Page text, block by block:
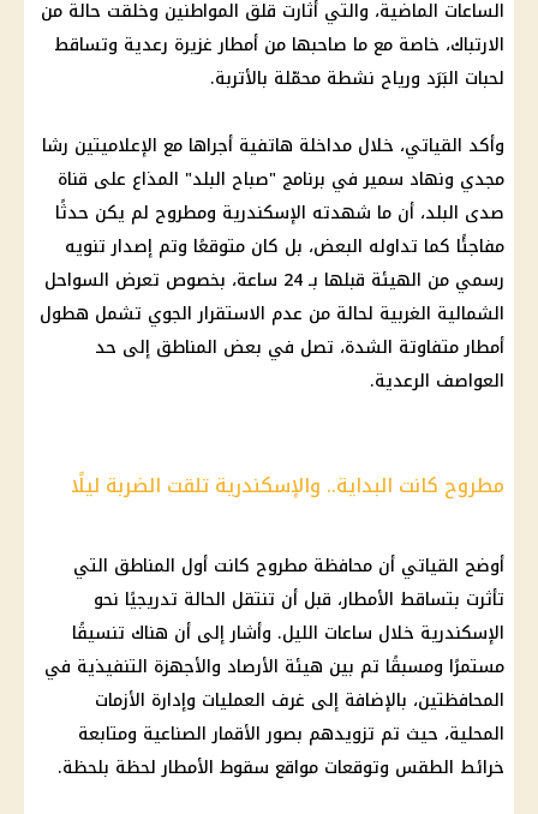
الساعات الماضية، والتي أثارت قلق المواطنين وخلقت حالة من
الارتباك، خاصة مع ما صاحبها من أمطار غزيرة رعدية وتساقط
لحبات البَرَد ورياح نشطة محمّلة بالأتربة.
وأكد القياتي، خلال مداخلة هاتفية أجراها مع الإعلاميتين رشا
مجدي ونهاد سمير في برنامج "صباح البلد" المذاع على قناة
صدى البلد، أن ما شهدته الإسكندرية ومطروح لم يكن حدثًا
مفاجئًا كما تداوله البعض، بل كان متوقعًا وتم إصدار تنويه
رسمي من الهيئة قبلها بـ 24 ساعة، بخصوص تعرض السواحل
الشمالية الغربية لحالة من عدم الاستقرار الجوي تشمل هطول
أمطار متفاوتة الشدة، تصل في بعض المناطق إلى حد
العواصف الرعدية.
مطروح كانت البداية.. والإسكندرية تلقت الضربة ليلًا
أوضح القياتي أن محافظة مطروح كانت أول المناطق التي
تأثرت بتساقط الأمطار، قبل أن تنتقل الحالة تدريجيًا نحو
الإسكندرية خلال ساعات الليل. وأشار إلى أن هناك تنسيقًا
مستمرًا ومسبقًا تم بين هيئة الأرصاد والأجهزة التنفيذية في
المحافظتين، بالإضافة إلى غرف العمليات وإدارة الأزمات
المحلية، حيث تم تزويدهم بصور الأقمار الصناعية ومتابعة
خرائط الطقس وتوقعات مواقع سقوط الأمطار لحظة بلحظة.